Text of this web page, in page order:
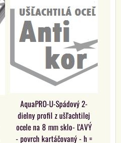
AquaPRO-U-Spádový 2-
dielny profil z ušľachtilej
ocele na 8 mm sklo- ĽAVÝ
- povrch kartáčovaný - h =